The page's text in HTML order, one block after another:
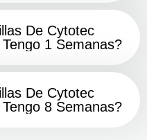
De Cytotec
1 Semanas?
De Cytotec
8 Semanas?